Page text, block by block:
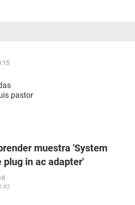
pastor
muestra 'System
plug in ac adapter'